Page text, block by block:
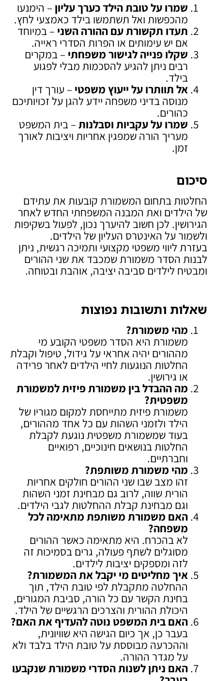
שמרו על טובת הילד כערך עליון – הימנעו
מהכפשות ואל תשתמשו בילד כאמצעי לחץ.
תעדו תקשורת עם ההורה השני – במיוחד
אם יש עימותים או הפרות הסדרי ראייה.
שקלו פנייה לגישור משפחתי – במקרים
רבים ניתן להגיע להסכמות מבלי לפגוע
בילד.
אל תוותרו על ייעוץ משפטי – עורך דין
מנוסה בדיני משפחה יידע להגן על זכויותיכם
כהורים.
שמרו על עקביות וסבלנות – בית המשפט
מעריך הורה שמפגין אחריות ויציבות לאורך
זמן.
סיכום
החלטות בתחום המשמורת קובעות את עתידם
של הילדים ואת המבנה המשפחתי החדש לאחר
הגירושין. לכן חשוב להיערך נכון, לפעול בשקיפות
ולשמור על האינטרס העליון של הילדים.
בעזרת ליווי משפטי מקצועי ותמיכה רגשית, ניתן
לבנות הסדר משמורת שמכבד את שני ההורים
ומבטיח לילדים סביבה יציבה, אוהבת ובטוחה.
שאלות ותשובות נפוצות
מהי משמורת?
משמורת היא הסדר משפטי הקובע מי
מההורים יהיה אחראי על גידול, טיפול וקבלת
החלטות הנוגעות לחיי הילדים לאחר פרידה
או גירושין.
מה ההבדל בין משמורת פיזית למשמורת
משפטית?
משמורת פיזית מתייחסת למקום מגוריו של
הילד ולזמני השהות עם כל אחד מההורים,
בעוד שמשמורת משפטית נוגעת לקבלת
החלטות בנושאים חינוכיים, רפואיים
וחברתיים.
מהי משמורת משותפת?
זהו מצב שבו שני ההורים חולקים אחריות
הורית שווה, לרוב גם מבחינת זמני השהות
וגם מבחינת קבלת ההחלטות לגבי הילדים.
האם משמורת משותפת מתאימה לכל
משפחה?
לא בהכרח. היא מתאימה כאשר ההורים
מסוגלים לשתף פעולה, גרים בסמיכות זה
לזה ומספקים יציבות לילדים.
איך מחליטים מי יקבל את המשמורת?
ההחלטה מתקבלת לפי טובת הילד, תוך
בחינת הקשר עם כל הורה, סביבת המגורים,
היכולת ההורית והצרכים הרגשיים של הילד.
האם בית המשפט נוטה להעדיף את האם?
בעבר כן, אך כיום הגישה היא שוויונית,
וההכרעה מבוססת על טובת הילד בלבד ולא
על מגדר ההורה.
האם ניתן לשנות הסדרי משמורת שנקבעו